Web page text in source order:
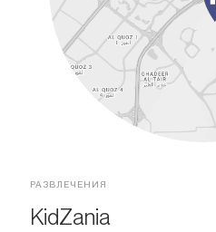
РАЗВЛЕЧЕНИЯ
KidZania